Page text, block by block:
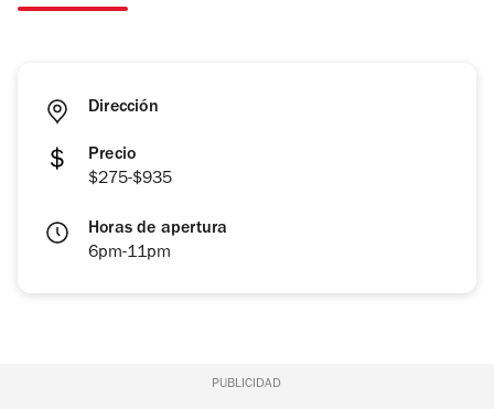
Dirección
Precio
$275-$935
Horas de apertura
6pm-11pm
PUBLICIDAD